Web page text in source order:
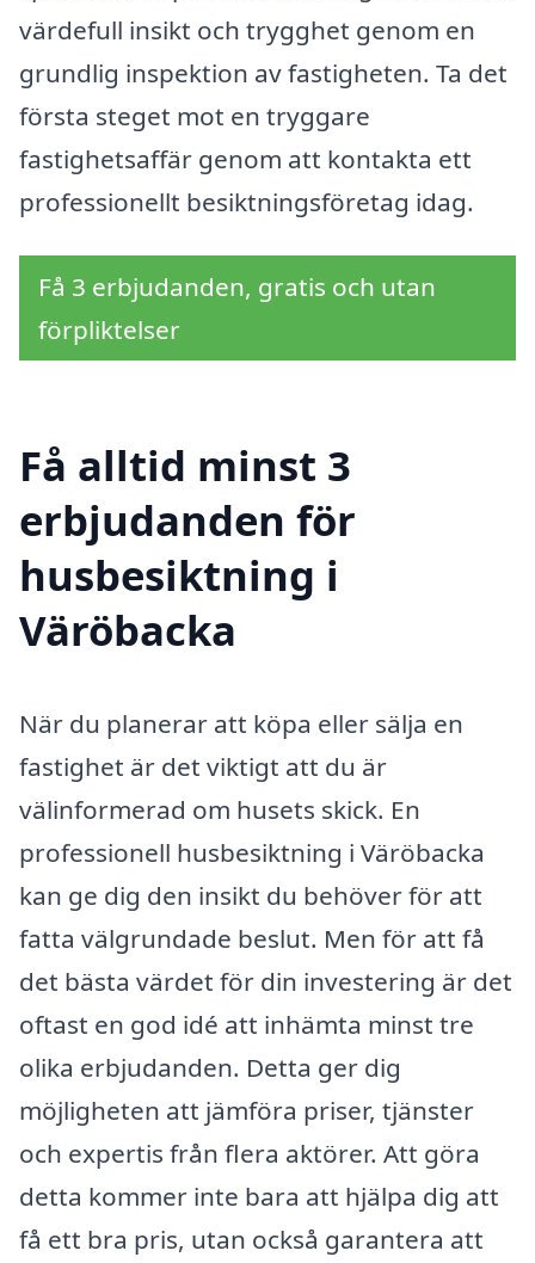
värdefull insikt och trygghet genom en
grundlig inspektion av fastigheten. Ta det
första steget mot en tryggare
fastighetsaffär genom att kontakta ett
professionellt besiktningsföretag idag.
Få 3 erbjudanden, gratis och utan
förpliktelser
Få alltid minst 3
erbjudanden för
husbesiktning i
Väröbacka
När du planerar att köpa eller sälja en
fastighet är det viktigt att du är
välinformerad om husets skick. En
professionell husbesiktning i Väröbacka
kan ge dig den insikt du behöver för att
fatta välgrundade beslut. Men för att få
det bästa värdet för din investering är det
oftast en god idé att inhämta minst tre
olika erbjudanden. Detta ger dig
möjligheten att jämföra priser, tjänster
och expertis från flera aktörer. Att göra
detta kommer inte bara att hjälpa dig att
få ett bra pris, utan också garantera att